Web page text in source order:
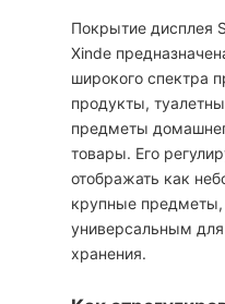
Покрытие дисплея
Xinde
широкого спектра
продукты,
предметы
товары. Его
отображать как
крупные предметы,
универсальным
хранения.